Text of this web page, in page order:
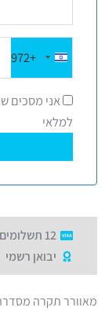
Israel
+972
+972
אני מסכים
למלאי
12 תשלומים
יבואן רשמי